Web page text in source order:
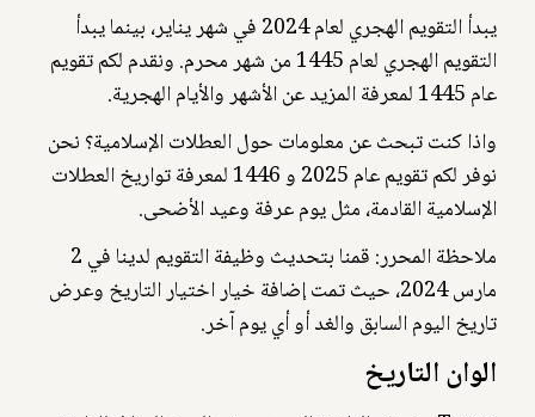
يبدأ التقويم الهجري لعام 2024 في شهر يناير، بينما يبدأ
التقويم الهجري لعام 1445 من شهر محرم. ونقدم لكم تقويم
عام 1445 لمعرفة المزيد عن الأشهر والأيام الهجرية.
واذا كنت تبحث عن معلومات حول العطلات الإسلامية؟ نحن
نوفر لكم تقويم عام 2025 و 1446 لمعرفة تواريخ العطلات
الإسلامية القادمة، مثل يوم عرفة وعيد الأضحى.
ملاحظة المحرر: قمنا بتحديث وظيفة التقويم لدينا في 2
مارس 2024، حيث تمت إضافة خيار اختيار التاريخ وعرض
تاريخ اليوم السابق والغد أو أي يوم آخر.
الوان التاريخ